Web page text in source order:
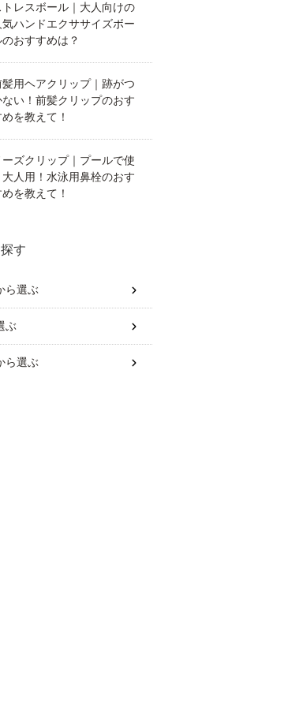
トレスボール｜大人向けの
気ハンドエクササイズボー
のおすすめは？
髪用ヘアクリップ｜跡がつ
ない！前髪クリップのおす
を教えて！
ーズクリップ｜プールで使
大人用！水泳用鼻栓のおす
を教えて！
す
ら選ぶ
ぶ
ら選ぶ